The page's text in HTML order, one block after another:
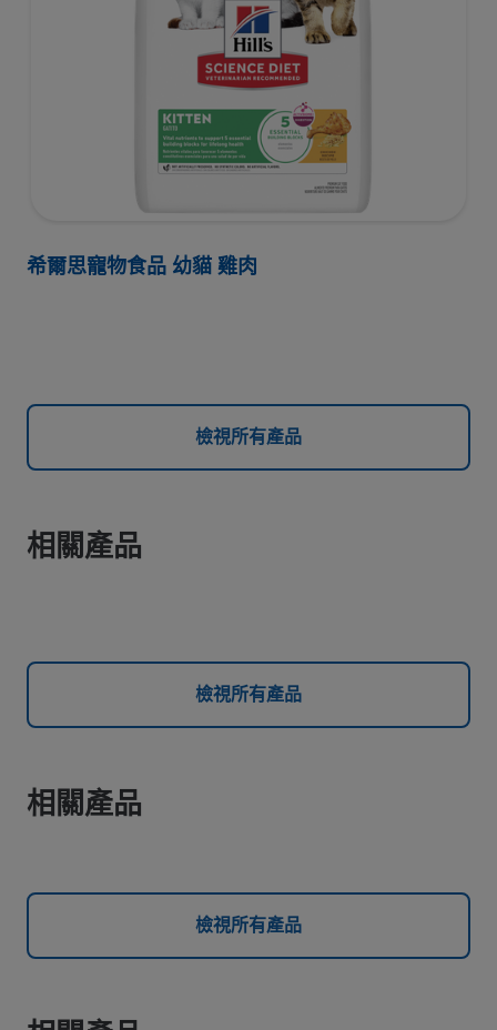
希爾思寵物食品 幼貓 雞肉
檢視所有產品
相關產品
檢視所有產品
相關產品
檢視所有產品